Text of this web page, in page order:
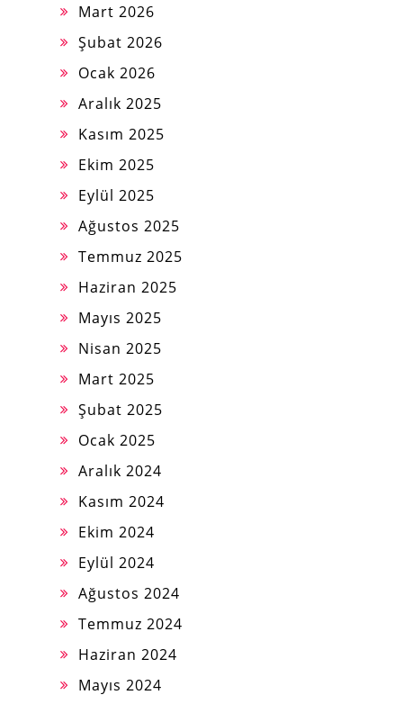
Mart 2026
Şubat 2026
Ocak 2026
Aralık 2025
Kasım 2025
Ekim 2025
Eylül 2025
Ağustos 2025
Temmuz 2025
Haziran 2025
Mayıs 2025
Nisan 2025
Mart 2025
Şubat 2025
Ocak 2025
Aralık 2024
Kasım 2024
Ekim 2024
Eylül 2024
Ağustos 2024
Temmuz 2024
Haziran 2024
Mayıs 2024